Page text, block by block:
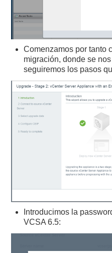
Comenzamos por tanto
migración, donde se
seguiremos los pasos
Introducimos la
VCSA 6.5: